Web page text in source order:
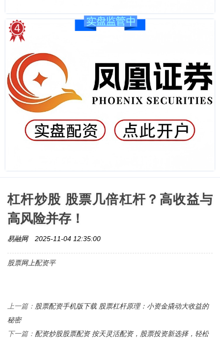
杠杆炒股 股票几倍杠杆？高收益与
高风险并存！
易融网 2025-11-04 12:35:00
股票网上配资平
上一篇： 股票配资手机版下载 股票杠杆原理：小资金撬动大收益的
秘密
下一篇： 配资炒股股票配资 按天灵活配资，股票投资新选择，轻松